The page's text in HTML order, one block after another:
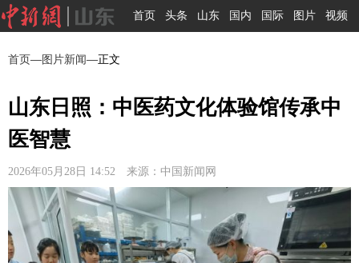
首页 头条 山东 国内 国际 图片 视频
首页—图片新闻—正文
山东日照：中医药文化体验馆传承中
医智慧
2026年05月28日 14:52 来源：中国新闻网